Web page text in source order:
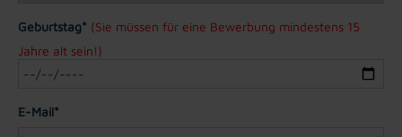
Geburtstag* (Sie müssen für eine Bewerbung mindestens 15
Jahre alt sein!)
E-Mail*